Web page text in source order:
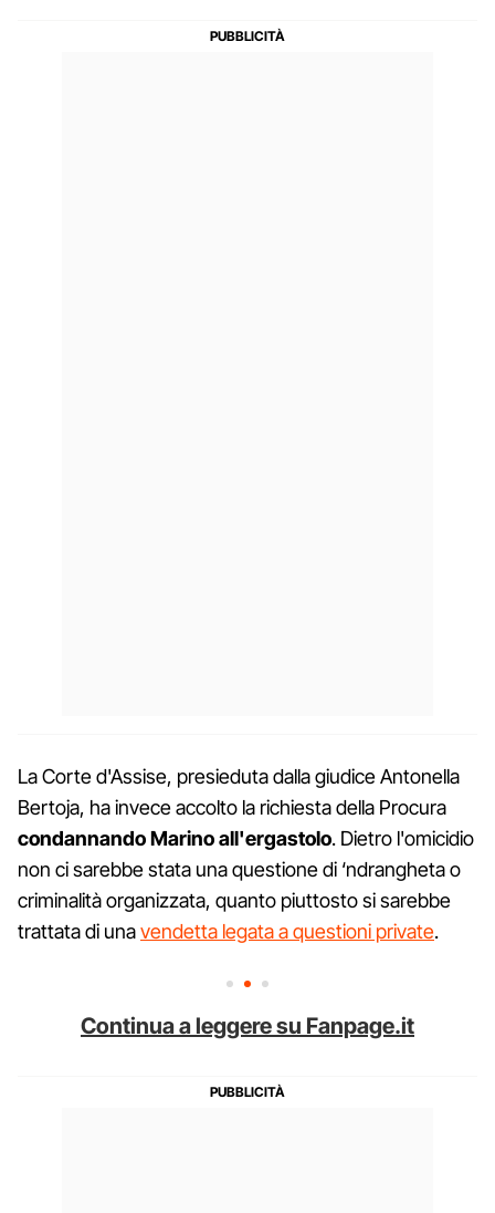
La Corte d'Assise, presieduta dalla giudice Antonella
Bertoja, ha invece accolto la richiesta della Procura
condannando Marino all'ergastolo. Dietro l'omicidio
non ci sarebbe stata una questione di ‘ndrangheta o
criminalità organizzata, quanto piuttosto si sarebbe
trattata di unavendetta legata a questioni private.
Continua a leggere su Fanpage.it